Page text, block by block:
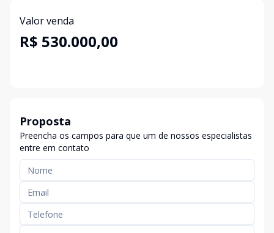
Valor venda
R$ 530.000,00
Proposta
Preencha os campos para que um de nossos especialistas
entre em contato